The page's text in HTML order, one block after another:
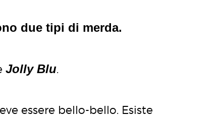
due tipi di merda.
Jolly Blu.
essere bello-bello. Esiste